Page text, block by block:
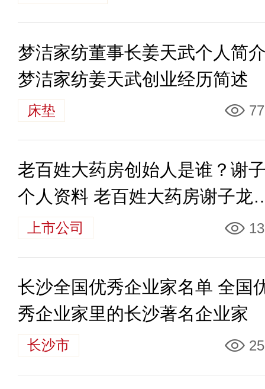
梦洁家纺董事长姜天武个人简
梦洁家纺姜天武创业经历简述
床垫
老百姓大药房创始人是谁？谢
个人资料 老百姓大药房谢子龙
什么能成功
上市公司
长沙全国优秀企业家名单 全国
秀企业家里的长沙著名企业家
长沙市